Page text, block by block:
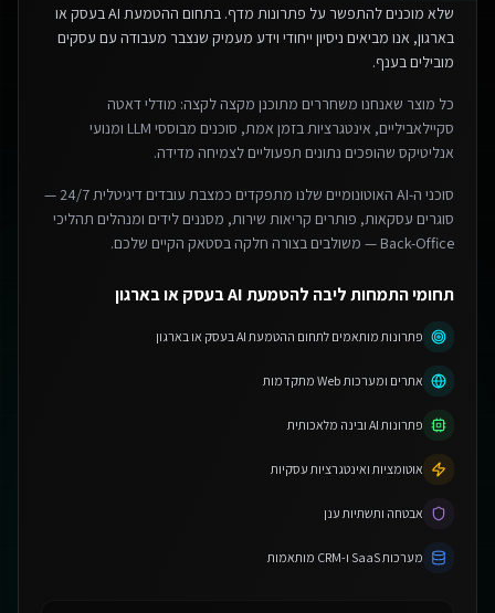
שלא מוכנים להתפשר על פתרונות מדף.
בתחום ההטמעת AI בעסק או
בארגון, אנו מביאים ניסיון ייחודי וידע מעמיק שנצבר מעבודה עם עסקים
מובילים בענף.
כל מוצר שאנחנו משחררים מתוכנן מקצה לקצה: מודלי דאטה
סקיילאביליים, אינטגרציות בזמן אמת, סוכנים מבוססי LLM ומנועי
אנליטיקס שהופכים נתונים תפעוליים לצמיחה מדידה.
סוכני ה-AI האוטונומיים שלנו מתפקדים כמצבת עובדים דיגיטלית 24/7 —
סוגרים עסקאות, פותרים קריאות שירות, מסננים לידים ומנהלים תהליכי
Back-Office — משולבים בצורה חלקה בסטאק הקיים שלכם.
תחומי התמחות ליבה להטמעת AI בעסק או בארגון
פתרונות מותאמים לתחום ההטמעת AI בעסק או בארגון
אתרים ומערכות Web מתקדמות
פתרונות AI ובינה מלאכותית
אוטומציות ואינטגרציות עסקיות
אבטחה ותשתיות ענן
מערכות SaaS ו-CRM מותאמות